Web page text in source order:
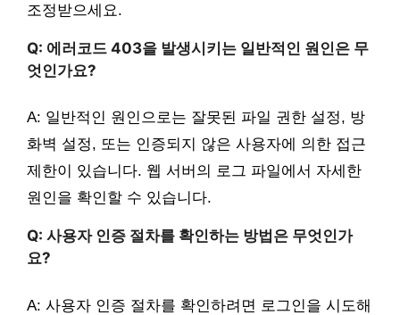
조정받으세요.
Q: 에러코드 403을 발생시키는 일반적인 원인은 무
엇인가요?
A: 일반적인 원인으로는 잘못된 파일 권한 설정, 방
화벽 설정, 또는 인증되지 않은 사용자에 의한 접근
제한이 있습니다. 웹 서버의 로그 파일에서 자세한
원인을 확인할 수 있습니다.
Q: 사용자 인증 절차를 확인하는 방법은 무엇인가
요?
A: 사용자 인증 절차를 확인하려면 로그인을 시도해